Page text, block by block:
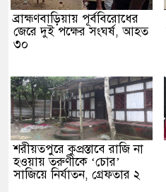
ব্রাহ্মণবাড়িয়ায় পূর্ববিরোধের
জেরে দুই পক্ষের সংঘর্ষ, আহত
৩০
শরীয়তপুরে কুপ্রস্তাবে রাজি না
হওয়ায় তরুণীকে ‘চোর’
সাজিয়ে নির্যাতন, গ্রেফতার ২